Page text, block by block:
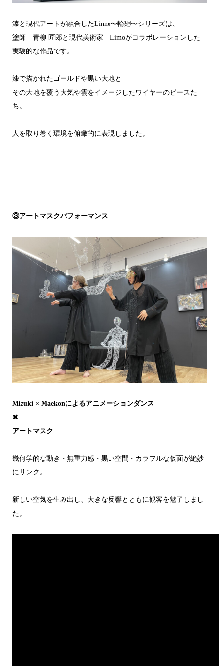
漆と現代アートが融合したLinne〜輪廻〜シリーズは、
塗師 青柳 匠郎と現代美術家 Limoがコラボレーションした
実験的な作品です。
漆で描かれたゴールドや黒い大地と
その大地を覆う大気や雲をイメージしたワイヤーのピースた
ち。
人を取り巻く環境を俯瞰的に表現しました。
③アートマスクパフォーマンス
Mizuki × Maekonによるアニメーションダンス
✖︎
アートマスク
幾何学的な動き・無重力感・黒い空間・カラフルな仮面が絶妙
にリンク。
新しい空気を生み出し、大きな反響とともに観客を魅了しまし
た。